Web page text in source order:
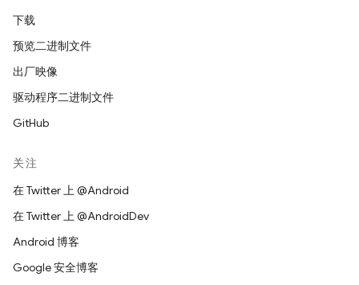
下载
预览二进制文件
出厂映像
驱动程序二进制文件
GitHub
关注
在 Twitter 上 @Android
在 Twitter 上 @AndroidDev
Android 博客
Google 安全博客